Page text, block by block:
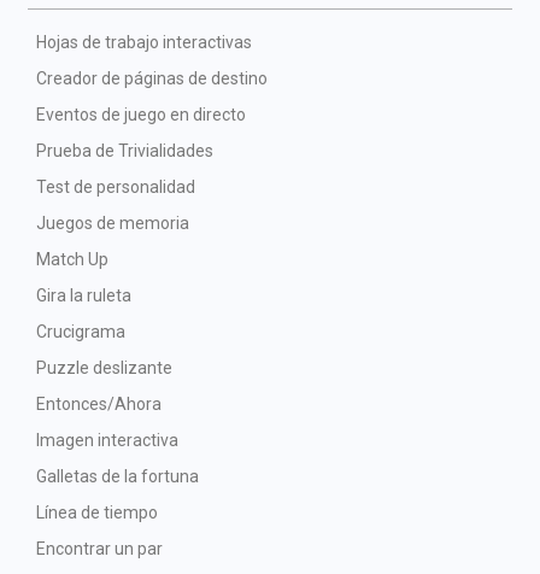
Hojas de trabajo interactivas
Creador de páginas de destino
Eventos de juego en directo
Prueba de Trivialidades
Test de personalidad
Juegos de memoria
Match Up
Gira la ruleta
Crucigrama
Puzzle deslizante
Entonces/Ahora
Imagen interactiva
Galletas de la fortuna
Línea de tiempo
Encontrar un par